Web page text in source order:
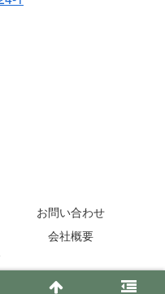
お問い合わせ
会社概要
All Rights Reserved.